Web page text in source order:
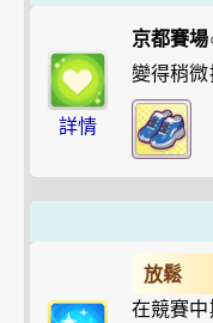
詳情
京都賽
變得稍
放鬆
在競賽